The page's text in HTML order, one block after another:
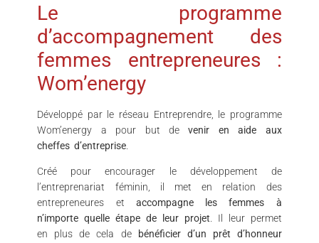
Le programme
d’accompagnement des
femmes entrepreneures :
Wom’energy
Développé par le réseau Entreprendre, le programme
Wom’energy a pour but devenir en aide aux
cheffes d’entreprise
Créé pour encourager le développement de
l’entreprenariat féminin, il met en relation des
entrepreneures et accompagne les femmes à
n’importe quelle étape de leur projet . Il leur permet
en plus de cela de
bénéficier d’un prêt d’honneur